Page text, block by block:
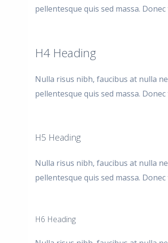
pellentesque quis sed massa.
H4 Heading
Nulla risus nibh, faucibus at nulla
pellentesque quis sed massa.
H5 Heading
Nulla risus nibh, faucibus at nulla
pellentesque quis sed massa.
H6 Heading